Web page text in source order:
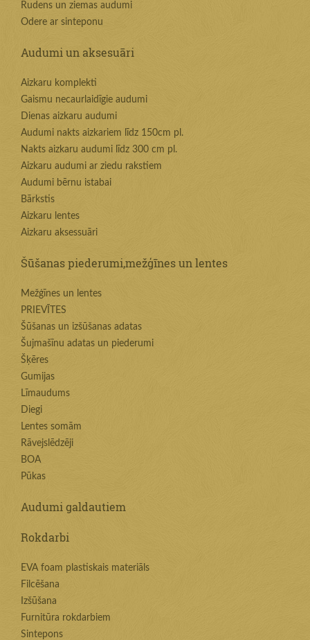
Rudens un ziemas audumi
Odere ar sinteponu
Audumi un aksesuāri
Aizkaru komplekti
Gaismu necaurlaidīgie audumi
Dienas aizkaru audumi
Audumi nakts aizkariem līdz 150cm pl.
Nakts aizkaru audumi līdz 300 cm pl.
Aizkaru audumi ar ziedu rakstiem
Audumi bērnu istabai
Bārkstis
Aizkaru lentes
Aizkaru aksessuāri
Šūšanas piederumi,mežģīnes un lentes
Mežģīnes un lentes
PRIEVĪTES
Šūšanas un izšūšanas adatas
Šujmašīnu adatas un piederumi
Šķēres
Gumijas
Līmaudums
Diegi
Lentes somām
Rāvejslēdzēji
BOA
Pūkas
Audumi galdautiem
Rokdarbi
EVA foam plastiskais materiāls
Filcēšana
Izšūšana
Furnitūra rokdarbiem
Sintepons